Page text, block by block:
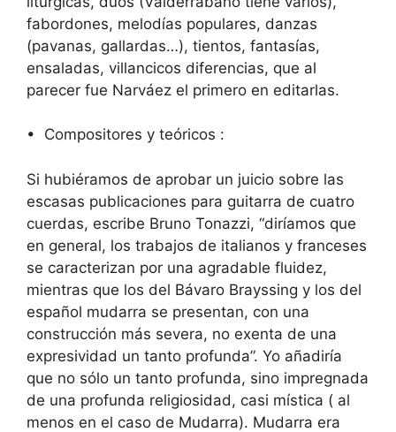
fabordones, melodías populares, danzas
(pavanas, gallardas…), tientos, fantasías,
ensaladas, villancicos diferencias, que al
parecer fue Narváez el primero en editarlas.
• Compositores y teóricos :
Si hubiéramos de aprobar un juicio sobre las
escasas publicaciones para guitarra de cuatro
cuerdas, escribe Bruno Tonazzi, “diríamos que
en general, los trabajos de italianos y franceses
se caracterizan por una agradable fluidez,
mientras que los del Bávaro Brayssing y los del
español mudarra se presentan, con una
construcción más severa, no exenta de una
expresividad un tanto profunda”. Yo añadiría
que no sólo un tanto profunda, sino impregnada
de una profunda religiosidad, casi mística ( al
menos en el caso de Mudarra). Mudarra era